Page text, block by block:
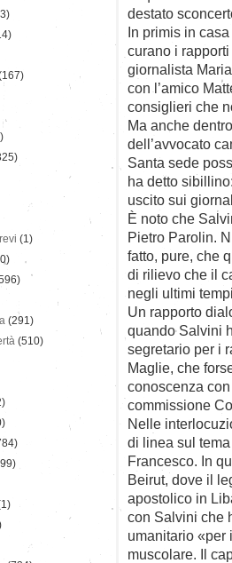
destato
In primis in
curano i
giornalista
con l’amico
consiglieri che
Ma anche
dell’avvocato
Santa sede
ha detto
uscito sui
È noto che
Pietro Parolin.
fatto, pure, che
di rilievo che il
negli ultimi
Un rapporto
quando Salvini
segretario per i
Maglie, che
conoscenza
commissione
Nelle
di linea sul
Francesco. In
Beirut, dove il
apostolico in
con Salvini che
umanitario «per
muscolare. Il
(1)
(291)
(510)